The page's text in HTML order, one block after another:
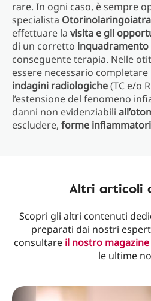
rare. In ogni caso, è sempre
specialista Otorinolaringoiatra
effettuare la visita e gli
di un corretto inquadramento
conseguente terapia. Nelle
essere necessario completare
indagini radiologiche(TC e/o
l’estensione del fenomeno
danni non evidenziabili
escludere, forme
Altri articoli
Scopri gli altri contenuti
preparati dai nostri
consultare il nostro
le ultime